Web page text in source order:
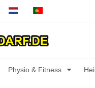
Physio & Fitness